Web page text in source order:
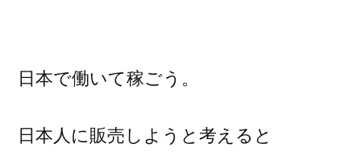
日本で働いて稼ごう。
日本人に販売しようと考えると